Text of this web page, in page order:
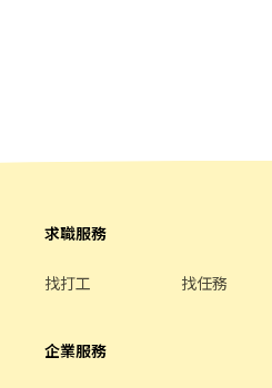
團保、勞退：保障你的未來與安全
有動力！ ⚠️缺額變化快速，先搶先贏~
求職服務
找打工 找任務
企業服務